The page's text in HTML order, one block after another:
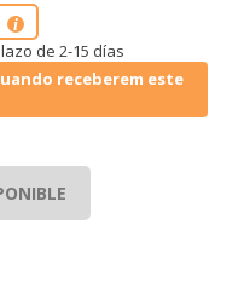
i
de 2-15 días
receberem este